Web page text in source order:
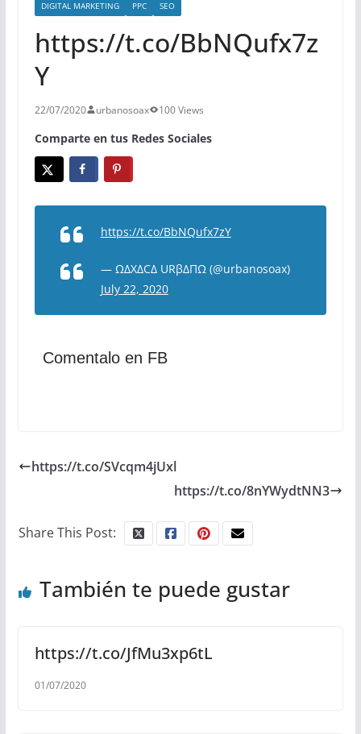
DIGITAL MARKETING PPC SEO
https://t.co/BbNQufx7z
Y
22/07/2020 urbanosoax 100 Views
Comparte en tus Redes Sociales
https://t.co/BbNQufx7zY
— ΩΔXΔCΔ URβΔΠΩ (@urbanosoax)
July 22, 2020
Comentalo en FB
https://t.co/SVcqm4jUxl
https://t.co/8nYWydtNN3
Share This Post:
También te puede gustar
https://t.co/JfMu3xp6tL
01/07/2020